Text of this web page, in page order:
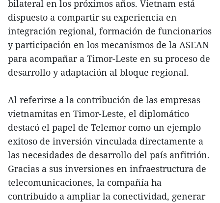
bilateral en los próximos años. Vietnam está
dispuesto a compartir su experiencia en
integración regional, formación de funcionarios
y participación en los mecanismos de la ASEAN
para acompañar a Timor-Leste en su proceso de
desarrollo y adaptación al bloque regional.
Al referirse a la contribución de las empresas
vietnamitas en Timor-Leste, el diplomático
destacó el papel de Telemor como un ejemplo
exitoso de inversión vinculada directamente a
las necesidades de desarrollo del país anfitrión.
Gracias a sus inversiones en infraestructura de
telecomunicaciones, la compañía ha
contribuido a ampliar la conectividad, generar